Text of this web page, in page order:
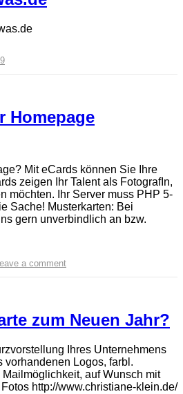
Homepage
Mit eCards können Sie Ihre
zeigen Ihr Talent als FotografIn,
möchten. Ihr Server muss PHP 5-
Sache! Musterkarten: Bei
gern unverbindlich an bzw.
a comment
zum Neuen Jahr?
Ihres Unternehmens
vorhandenen Logos, farbl.
auf Wunsch mit
http://www.christiane-klein.de/